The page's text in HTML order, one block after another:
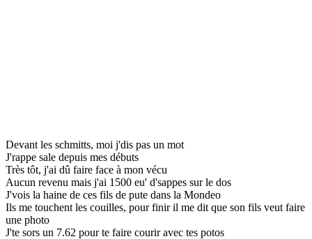
Devant les schmitts, moi j'dis pas un mot
J'rappe sale depuis mes débuts
Très tôt, j'ai dû faire face à mon vécu
Aucun revenu mais j'ai 1500 eu' d'sappes sur le dos
J'vois la haine de ces fils de pute dans la Mondeo
Ils me touchent les couilles, pour finir il me dit que son fils veut faire
une photo
J'te sors un 7.62 pour te faire courir avec tes potos